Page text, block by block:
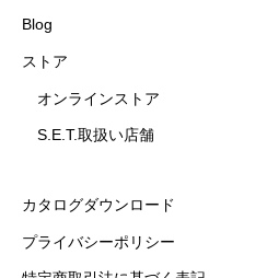
Blog
ストア
オンラインストア
S.E.T.取扱い店舗
カタログダウンロード
プライバシーポリシー